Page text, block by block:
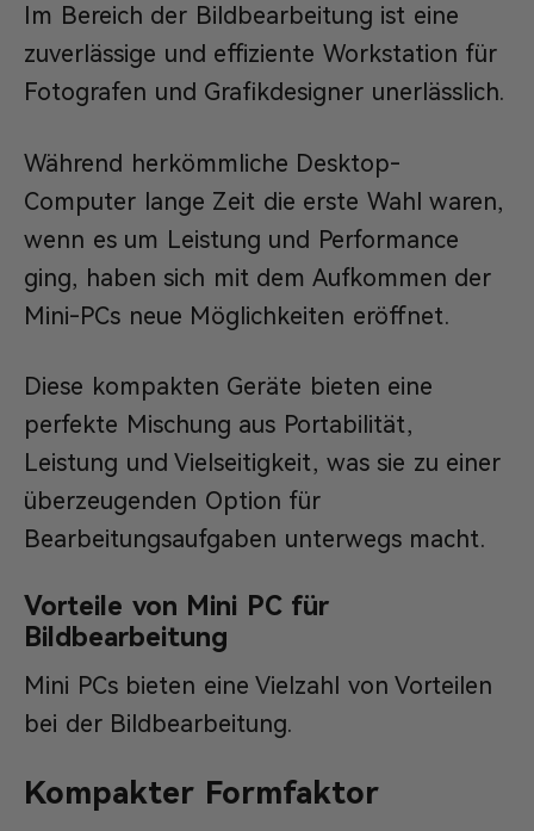
Im Bereich der Bildbearbeitung ist eine
zuverlässige und effiziente Workstation für
Fotografen und Grafikdesigner unerlässlich.
Während herkömmliche Desktop-
Computer lange Zeit die erste Wahl waren,
wenn es um Leistung und Performance
ging, haben sich mit dem Aufkommen der
Mini-PCs neue Möglichkeiten eröffnet.
Diese kompakten Geräte bieten eine
perfekte Mischung aus Portabilität,
Leistung und Vielseitigkeit, was sie zu einer
überzeugenden Option für
Bearbeitungsaufgaben unterwegs macht.
Vorteile von Mini PC für
Bildbearbeitung
Mini PCs bieten eine Vielzahl von Vorteilen
bei der Bildbearbeitung.
Kompakter Formfaktor